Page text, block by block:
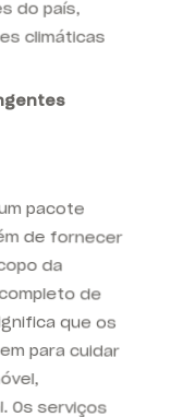
climáticas
da
de
que os
para cuidar
Os serviços
calibração
de dados,